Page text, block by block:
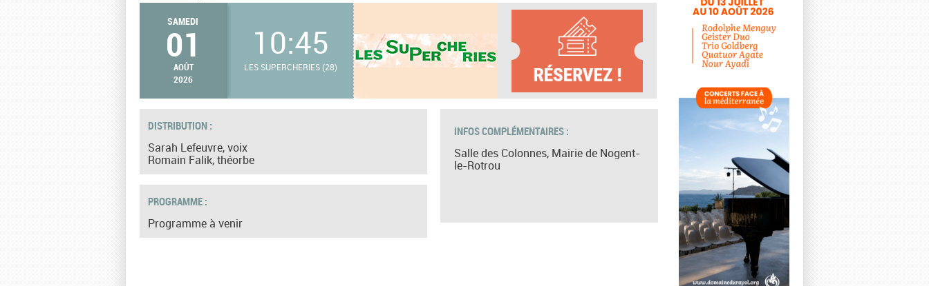
SAMEDI
01
AOÛT
2026
10:45
LES SUPERCHERIES (28)
DISTRIBUTION :
Sarah Lefeuvre, voix
Romain Falik, théorbe
PROGRAMME :
Programme à venir
INFOS COMPLÉMENTAIRES :
Salle des Colonnes, Mairie de Nogent-
le-Rotrou